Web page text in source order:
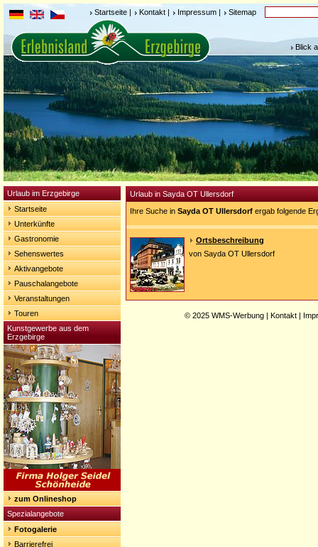
Startseite | Kontakt | Impressum | Sitemap
Blick
Urlaub im Erzgebirge
Startseite
Unterkünfte
Gastronomie
Sehenswertes
Aktivangebote
Pauschalangebote
Veranstaltungen
Touren
Kunstgewerbe aus dem
Erzgebirge
zum Onlineshop
Spezialangebote
Fotogalerie
Barrierefrei
Urlaub in Sayda OT Ullersdorf
Ihre Suche in Sayda OT Ullersdorf ergab folgende
Ortsbeschreibung
von Sayda OT Ullersdorf
© 2025 WMS-Werbung | Kontakt |